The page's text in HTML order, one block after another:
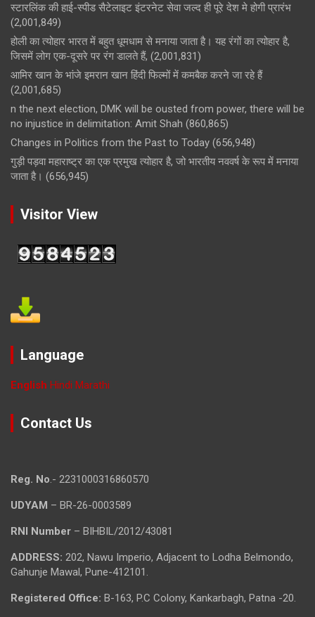
स्टारलिंक की हाई-स्पीड सैटेलाइट इंटरनेट सेवा जल्द ही पूरे देश मे होगी प्रारंभ
(2,001,849)
होली का त्योहार भारत में बहुत धूमधाम से मनाया जाता है। यह रंगों का त्योहार है,
जिसमें लोग एक-दूसरे पर रंग डालते हैं, (2,001,831)
आमिर खान के भांजे इमरान खान हिंदी फिल्मों में कमबैक करने जा रहे हैं
(2,001,685)
n the next election, DMK will be ousted from power, there will be
no injustice in delimitation: Amit Shah (860,865)
Changes in Politics from the Past to Today (656,948)
गुड़ी पड़वा महाराष्ट्र का एक प्रमुख त्योहार है, जो भारतीय नववर्ष के रूप में मनाया
जाता है। (656,945)
Visitor View
Language
English Hindi Marathi
Contact Us
Reg. No.- 2231000316860570
UDYAM – BR-26-0003589
RNI Number – BIHBIL/2012/43081
ADDRESS: 202, Nawu Imperio, Adjacent to Lodha Belmondo,
Gahunje Mawal, Pune-412101.
Registered Office: B-163, P.C Colony, Kankarbagh, Patna -20.